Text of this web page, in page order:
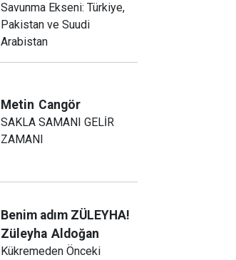
Savunma Ekseni: Türkiye,
Pakistan ve Suudi
Arabistan
Metin Cangör
SAKLA SAMANI GELİR
ZAMANI
Benim adım ZÜLEYHA!
Züleyha Aldoğan
Kükremeden Önceki